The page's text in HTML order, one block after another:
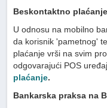
Beskontaktno
U odnosu na mobilno
da korisnik 'pametnog'
plaćanje vrši na svim
odgovarajući POS
plaćanje.
Bankarska praksa na